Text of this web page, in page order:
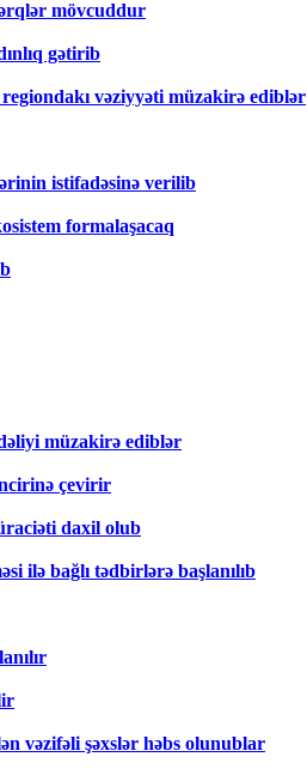
mövcuddur
gətirib
vəziyyəti müzakirə ediblər
istifadəsinə verilib
formalaşacaq
müzakirə ediblər
çevirir
daxil olub
ilə bağlı tədbirlərə başlanılıb
vəzifəli şəxslər həbs olunublar